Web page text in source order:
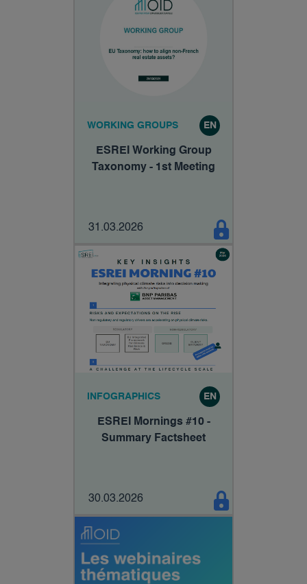
WORKING GROUPS EN
ESREI Working Group
Taxonomy - 1st Meeting
31.03.2026
INFOGRAPHICS EN
ESREI Mornings #10 -
Summary Factsheet
30.03.2026